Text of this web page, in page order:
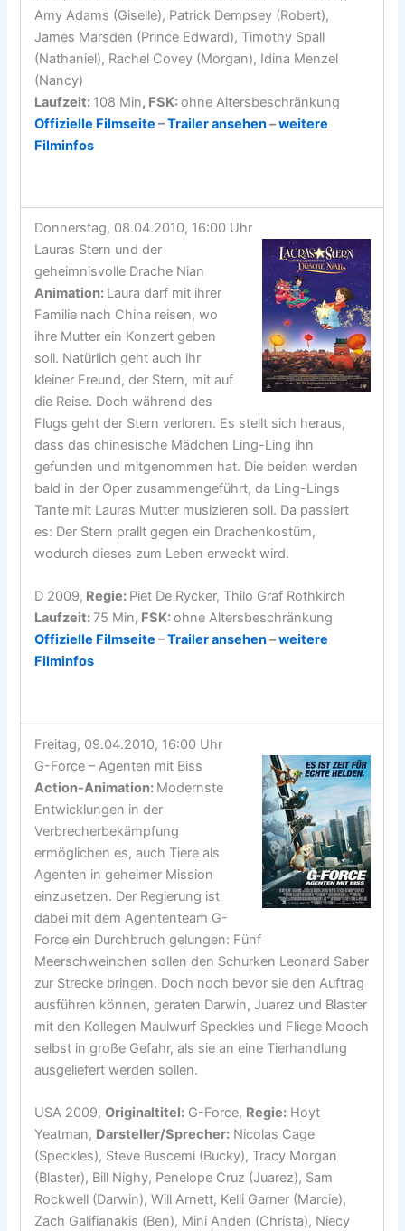
Amy Adams (Giselle), Patrick Dempsey (Robert),
James Marsden (Prince Edward), Timothy Spall
(Nathaniel), Rachel Covey (Morgan), Idina Menzel
(Nancy)
Laufzeit: 108 Min, FSK:ohne Altersbeschränkung
Offizielle Filmseite–Trailer ansehen–weitere
Filminfos
Donnerstag, 08.04.2010, 16:00 Uhr
Lauras Stern und der
geheimnisvolle Drache Nian
Animation: Laura darf mit ihrer
Familie nach China reisen, wo
ihre Mutter ein Konzert geben
soll. Natürlich geht auch ihr
kleiner Freund, der Stern, mit auf
die Reise. Doch während des
Flugs geht der Stern verloren. Es stellt sich heraus,
dass das chinesische Mädchen Ling-Ling ihn
gefunden und mitgenommen hat. Die beiden werden
bald in der Oper zusammengeführt, da Ling-Lings
Tante mit Lauras Mutter musizieren soll. Da passiert
es: Der Stern prallt gegen ein Drachenkostüm,
wodurch dieses zum Leben erweckt wird.
D 2009, Regie: Piet De Rycker, Thilo Graf Rothkirch
Laufzeit: 75 Min, FSK:ohne Altersbeschränkung
Offizielle Filmseite–Trailer ansehen–weitere
Filminfos
Freitag, 09.04.2010, 16:00 Uhr
G-Force – Agenten mit Biss
Action-Animation: Modernste
Entwicklungen in der
Verbrecherbekämpfung
ermöglichen es, auch Tiere als
Agenten in geheimer Mission
einzusetzen. Der Regierung ist
dabei mit dem Agententeam G-
Force ein Durchbruch gelungen: Fünf
Meerschweinchen sollen den Schurken Leonard Saber
zur Strecke bringen. Doch noch bevor sie den Auftrag
ausführen können, geraten Darwin, Juarez und Blaster
mit den Kollegen Maulwurf Speckles und Fliege Mooch
selbst in große Gefahr, als sie an eine Tierhandlung
ausgeliefert werden sollen.
USA 2009,Originaltitel: G-Force, Regie: Hoyt
Yeatman, Darsteller/Sprecher: Nicolas Cage
(Speckles), Steve Buscemi (Bucky), Tracy Morgan
(Blaster), Bill Nighy, Penelope Cruz (Juarez), Sam
Rockwell (Darwin), Will Arnett, Kelli Garner (Marcie),
Zach Galifianakis (Ben), Mini Anden (Christa), Niecy